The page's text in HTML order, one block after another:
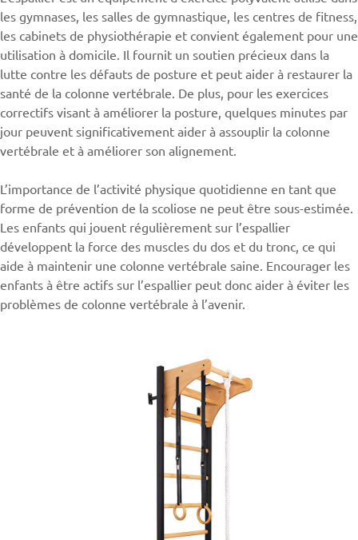
les gymnases, les salles de gymnastique, les centres de fitness,
les cabinets de physiothérapie et convient également pour une
utilisation à domicile. Il fournit un soutien précieux dans la
lutte contre les défauts de posture et peut aider à restaurer la
santé de la colonne vertébrale. De plus, pour les exercices
correctifs visant à améliorer la posture, quelques minutes par
jour peuvent significativement aider à assouplir la colonne
vertébrale et à améliorer son alignement.
L’importance de l’activité physique quotidienne en tant que
forme de prévention de la scoliose ne peut être sous-estimée.
Les enfants qui jouent régulièrement sur l’espallier
développent la force des muscles du dos et du tronc, ce qui
aide à maintenir une colonne vertébrale saine. Encourager les
enfants à être actifs sur l’espallier peut donc aider à éviter les
problèmes de colonne vertébrale à l’avenir.